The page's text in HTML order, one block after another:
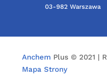
03-982 Warszawa
Anchem Plus © 2021 |
Mapa Strony